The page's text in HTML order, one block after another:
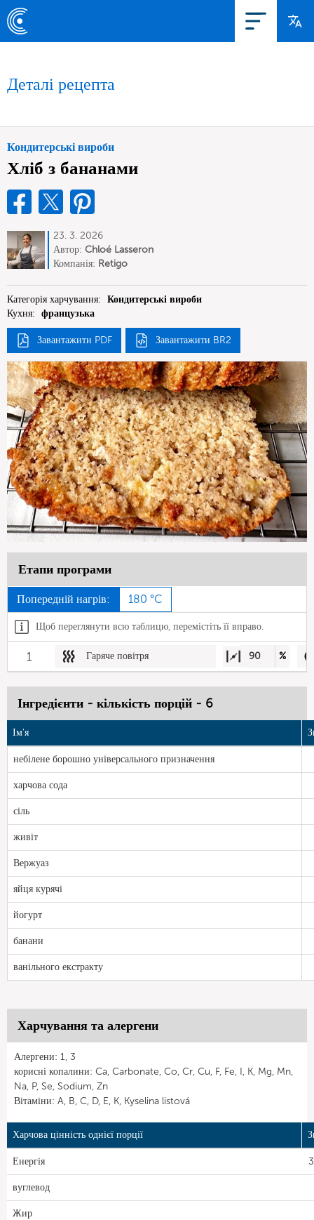
Деталі рецепта
Кондитерські вироби
Хліб з бананами
23. 3. 2026
Автор: Chloé Lasseron
Компанія: Retigo
Категорія харчування: Кондитерські вироби
Кухня: французька
Завантажити PDF Завантажити BR2
Етапи програми
Попередній нагрів: 180 °C
Щоб переглянути всю таблицю, перемістіть її вправо.
1 Гаряче повітря 90 %
Інгредієнти - кількість порцій - 6
Ім'я
небілене борошно універсального призначення
харчова сода
сіль
живіт
Вержуаз
яйця курячі
йогурт
банани
ванільного екстракту
Харчування та алергени
Алергени: 1, 3
корисні копалини: Ca, Carbonate, Co, Cr, Cu, F, Fe, I, K, Mg, Mn,
Na, P, Se, Sodium, Zn
Вітаміни: A, B, C, D, E, K, Kyselina listová
Харчова цінність однієї порції
Енергія
вуглевод
Жир